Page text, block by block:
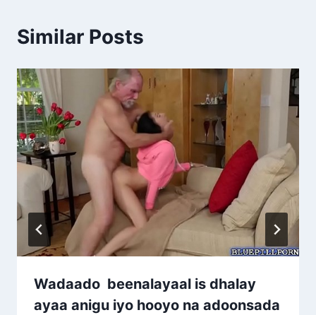
Similar Posts
Wadaado beenalayaal is dhalay
ayaa anigu iyo hooyo na adoonsada